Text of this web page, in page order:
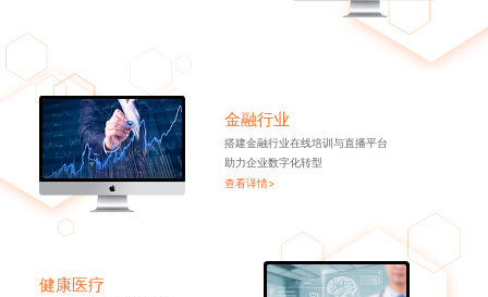
金融行业
搭建金融行业在线培训与直播平台
助力企业数字化转型
查看详情>
健康医疗